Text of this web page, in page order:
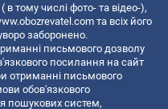
в тому числі фото- та відео-),
та всіх його
заборонено.
письмового дозволу
посилання на сайт
отриманні письмового
обов'язкового
пошукових систем,